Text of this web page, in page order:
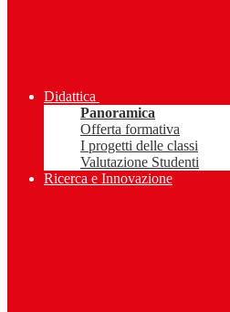
Didattica
Panoramica
Offerta formativa
I progetti delle classi
Valutazione Studenti
Ricerca e Innovazione